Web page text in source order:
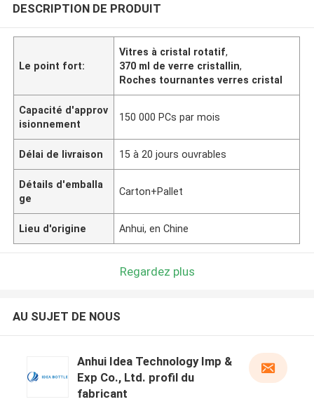
DESCRIPTION DE PRODUIT
Le point fort:
Vitres à cristal rotatif,
370 ml de verre cristallin,
Roches tournantes verres cristal
Capacité d'approv
isionnement
150 000 PCs par mois
Délai de livraison 15 à 20 jours ouvrables
Détails d'emballa
ge
Carton+Pallet
Lieu d'origine Anhui, en Chine
Regardez plus
AU SUJET DE NOUS
Anhui Idea Technology Imp &
Exp Co., Ltd. profil du
fabricant